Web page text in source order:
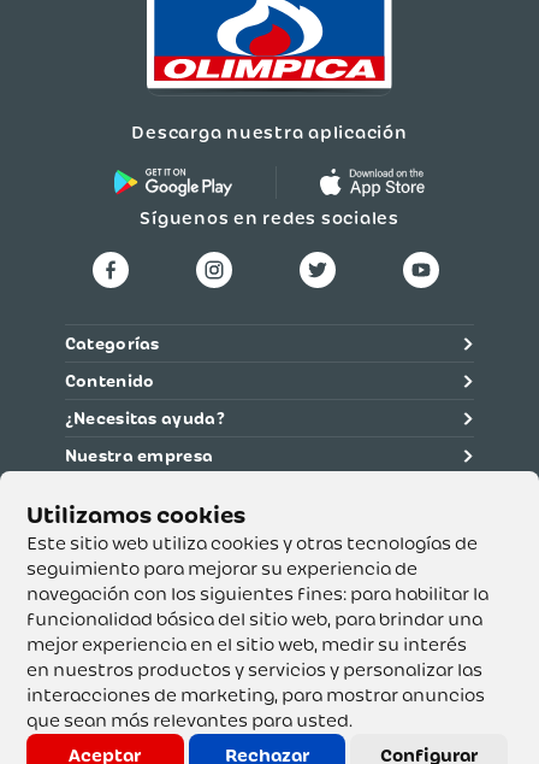
Este sitio web utiliza cookies y otras tecnologías de
seguimiento para mejorar su experiencia de
navegación con los siguientes fines: para habilitar la
funcionalidad básica del sitio web, para brindar una
mejor experiencia en el sitio web, medir su interés
en nuestros productos y servicios y personalizar las
interacciones de marketing, para mostrar anuncios
que sean más relevantes para usted.
Aceptar
Rechazar Configurar
Descarga nuestra aplicación
Síguenos en redes sociales
Categorías
Contenido
¿Necesitas ayuda?
Nuestra empresa
Supertiendas y Drogería Olímpica S.A. - Nit 890.107.487 -
Dirección de notificación: Calle 53 No. 46-192 local 3-01
Teléfono: 3232540999 - Correo:
servicioalcliente@olimpica.com.co
Copyright o Actualización 2023 OLÍMPICA S.A. Derechos
Reservados.